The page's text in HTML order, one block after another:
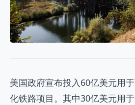
美国政府宣布投入60亿美元用
化铁路项目。其中30亿美元用